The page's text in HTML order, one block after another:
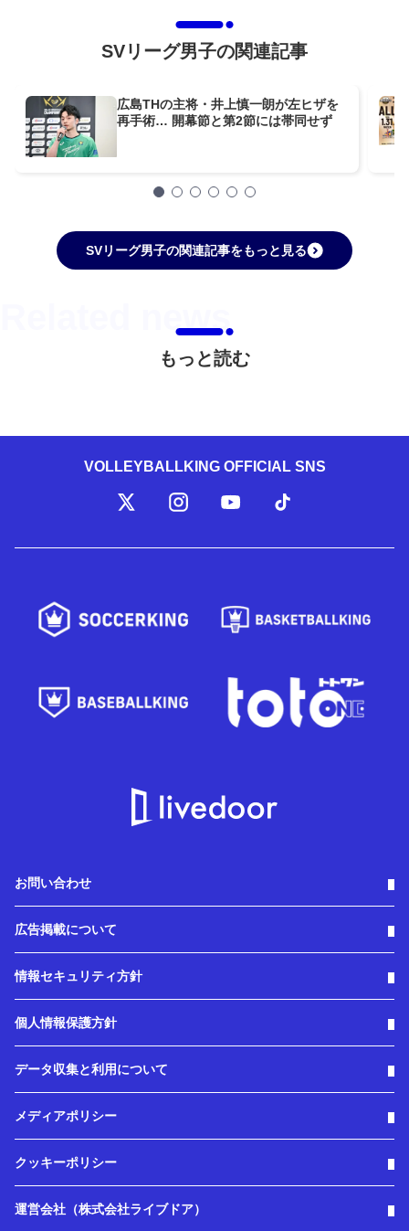
SVリーグ男子の関連記事
広島THの主将・井上慎一朗が左ヒザを
再手術… 開幕節と第2節には帯同せず
SVリーグ男子の関連記事をもっと見る
もっと読む
VOLLEYBALLKING OFFICIAL SNS
お問い合わせ
広告掲載について
情報セキュリティ方針
個人情報保護方針
データ収集と利用について
メディアポリシー
クッキーポリシー
運営会社（株式会社ライブドア）